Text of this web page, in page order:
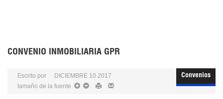
CONVENIO INMOBILIARIA GPR
Convenios
Escrito por
DICIEMBRE 10 2017
tamaño de la fuente